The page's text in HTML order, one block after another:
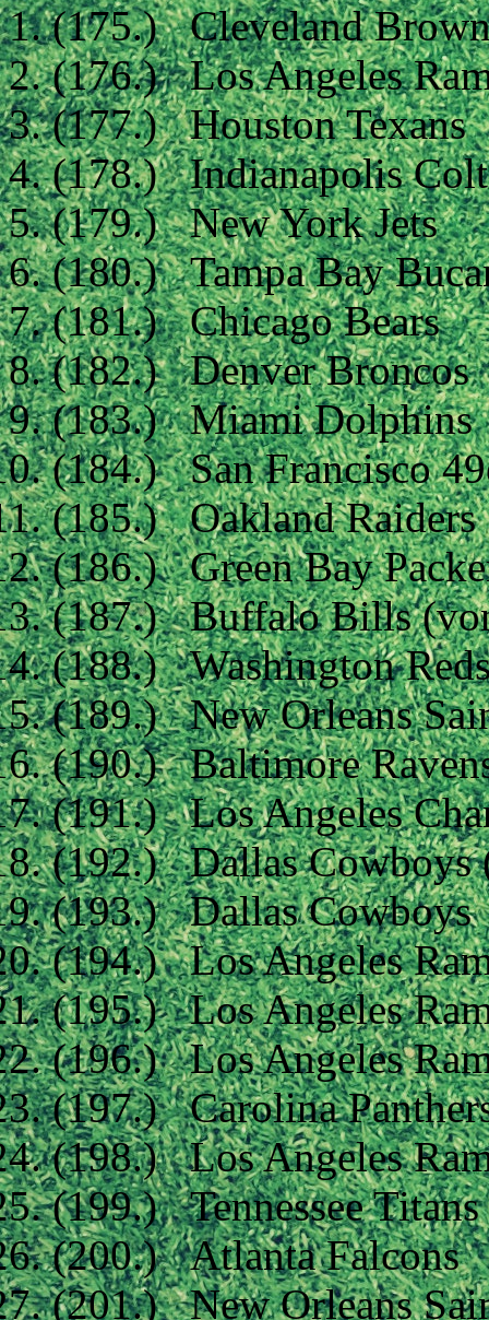
(175.) Cleveland
(176.) Los Angeles
(177.) Houston Texans
(178.) Indianapolis
(179.) New York Jets
(180.) Tampa Bay
(181.) Chicago Bears
(182.) Denver Broncos
(183.) Miami Dolphins
(184.) San Francisco
(185.) Oakland Raiders
(186.) Green Bay
(187.) Buffalo Bills
(188.) Washington
(189.) New Orleans
(190.) Baltimore
(191.) Los Angeles
(192.) Dallas Cowboys
(193.) Dallas Cowboys
(194.) Los Angeles
(195.) Los Angeles
(196.) Los Angeles
(197.) Carolina
(198.) Los Angeles
(199.) Tennessee Titans
(200.) Atlanta Falcons
(201.) New Orleans